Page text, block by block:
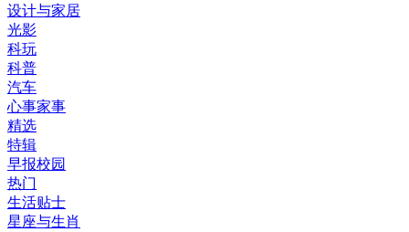
设计与家居
光影
科玩
科普
汽车
心事家事
精选
特辑
早报校园
热门
生活贴士
星座与生肖